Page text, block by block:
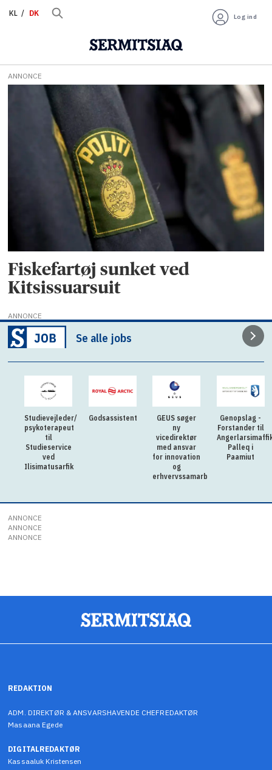
KL DK Log ind
Tag:
mayday
ANNONCE
Fiskefartøj sunket ved
Kitsissuarsuit
ANNONCE
Se alle jobs
Studievejleder/
psykoterapeut
til
Studieservice
ved
Ilisimatusarfik
Godsassistent
GEUS søger
ny
vicedirektør
med ansvar
for innovation
og
erhvervssamarbejde
Genopslag -
Forstander til
Palleq i
Paamiut
ANNONCE
ANNONCE
ANNONCE
REDAKTION
ADM. DIREKTØR & ANSVARSHAVENDE CHEFREDAKTØR
Masaana Egede
DIGITALREDAKTØR
Kassaaluk Kristensen